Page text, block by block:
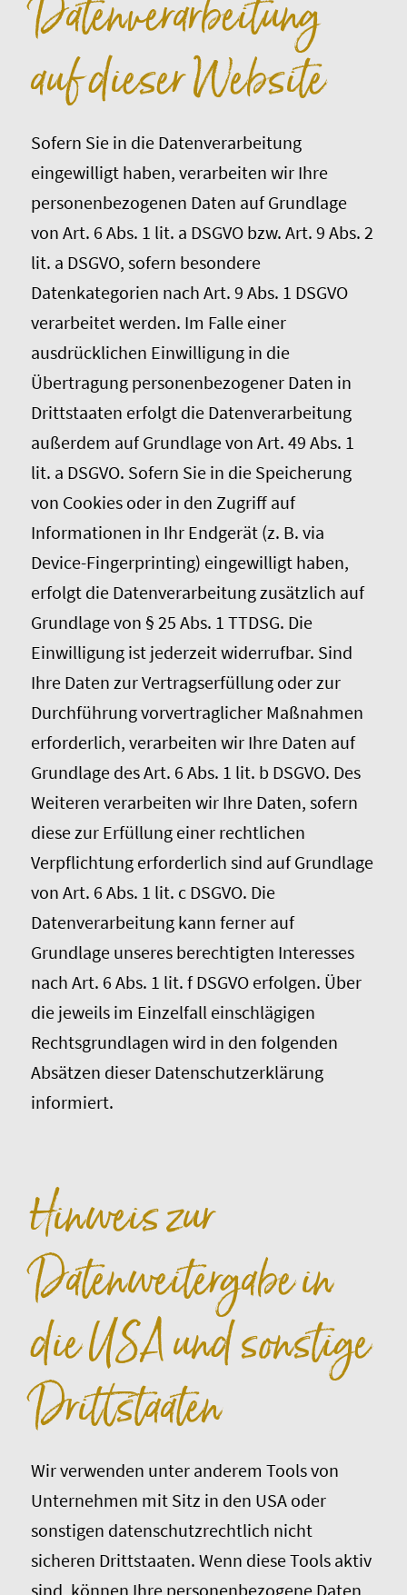
Datenverarbeitung
auf dieser Website
Sofern Sie in die Datenverarbeitung
eingewilligt haben, verarbeiten wir Ihre
personenbezogenen Daten auf Grundlage
von Art. 6 Abs. 1 lit. a DSGVO bzw. Art. 9 Abs. 2
lit. a DSGVO, sofern besondere
Datenkategorien nach Art. 9 Abs. 1 DSGVO
verarbeitet werden. Im Falle einer
ausdrücklichen Einwilligung in die
Übertragung personenbezogener Daten in
Drittstaaten erfolgt die Datenverarbeitung
außerdem auf Grundlage von Art. 49 Abs. 1
lit. a DSGVO. Sofern Sie in die Speicherung
von Cookies oder in den Zugriff auf
Informationen in Ihr Endgerät (z. B. via
Device-Fingerprinting) eingewilligt haben,
erfolgt die Datenverarbeitung zusätzlich auf
Grundlage von § 25 Abs. 1 TTDSG. Die
Einwilligung ist jederzeit widerrufbar. Sind
Ihre Daten zur Vertragserfüllung oder zur
Durchführung vorvertraglicher Maßnahmen
erforderlich, verarbeiten wir Ihre Daten auf
Grundlage des Art. 6 Abs. 1 lit. b DSGVO. Des
Weiteren verarbeiten wir Ihre Daten, sofern
diese zur Erfüllung einer rechtlichen
Verpflichtung erforderlich sind auf Grundlage
von Art. 6 Abs. 1 lit. c DSGVO. Die
Datenverarbeitung kann ferner auf
Grundlage unseres berechtigten Interesses
nach Art. 6 Abs. 1 lit. f DSGVO erfolgen. Über
die jeweils im Einzelfall einschlägigen
Rechtsgrundlagen wird in den folgenden
Absätzen dieser Datenschutzerklärung
informiert.
Hinweis zur
Datenweitergabe in
die USA und sonstige
Drittstaaten
Wir verwenden unter anderem Tools von
Unternehmen mit Sitz in den USA oder
sonstigen datenschutzrechtlich nicht
sicheren Drittstaaten. Wenn diese Tools aktiv
sind, können Ihre personenbezogene Daten